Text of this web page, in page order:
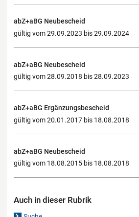
abZ+aBG Neubescheid
gültig vom 29.09.2023 bis 29.09.2024
abZ+aBG Neubescheid
gültig vom 28.09.2018 bis 28.09.2023
abZ+aBG Ergänzungsbescheid
gültig vom 20.01.2017 bis 18.08.2018
abZ+aBG Neubescheid
gültig vom 18.08.2015 bis 18.08.2018
Auch in dieser Rubrik